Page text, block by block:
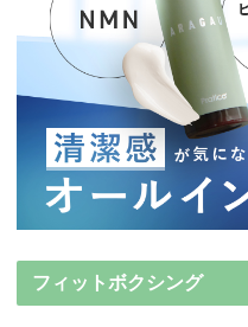
フィットボクシング